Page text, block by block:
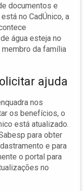
documentos e
no CadÚnico, a
água esteja no
da família
ajuda
nos
os benefícios, o
está atualizado.
para obter
e para
o portal para
no